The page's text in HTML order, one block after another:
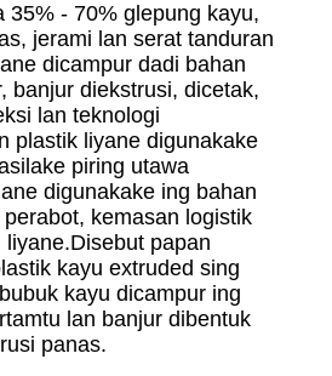
35% - 70% glepung kayu,
jerami lan serat tanduran
dicampur dadi bahan
banjur diekstrusi, dicetak,
lan teknologi
plastik liyane digunakake
piring utawa
digunakake ing bahan
perabot, kemasan logistik
liyane.Disebut papan
kayu extruded sing
kayu dicampur ing
lan banjur dibentuk
panas.